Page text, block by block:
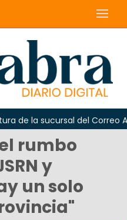
la sucursal del Correo
rumbo
y
un solo